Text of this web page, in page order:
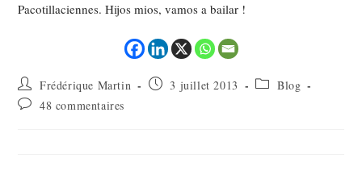
Pacotillaciennes. Hijos mios, vamos a bailar !
Frédérique Martin 3 juillet 2013
Blog
48 commentaires